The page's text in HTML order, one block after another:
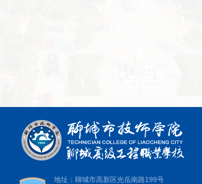
地址：聊城市高新区光岳南路199号